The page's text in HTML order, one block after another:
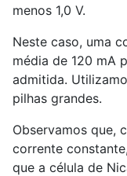
menos 1,0 V.
Neste caso, uma
média de 120 mA
admitida.
pilhas grandes.
Observamos que,
corrente
que a célula de